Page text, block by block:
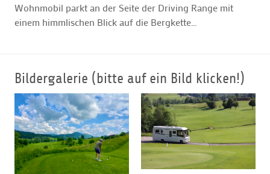
Wohnmobil parkt an der Seite der Driving Range mit
einem himmlischen Blick auf die Bergkette…
Bildergalerie (bitte auf ein Bild klicken!)